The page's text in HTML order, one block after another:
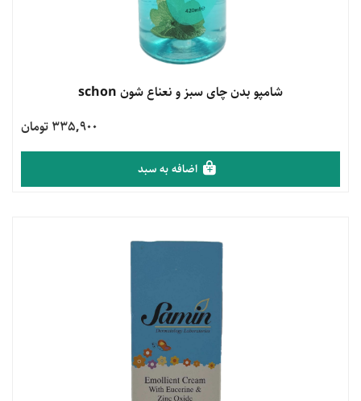
مشاهده محصولشامپو بدن چای سبز و نعناع شون schon
335,900 تومان
اضافه به سبد